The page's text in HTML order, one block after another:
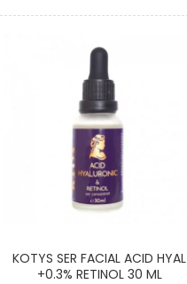
KOTYS SER FACIAL ACID HYAL
+0.3% RETINOL 30 ML